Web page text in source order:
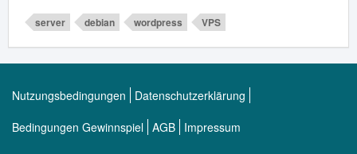
server debian wordpress VPS
Nutzungsbedingungen
Datenschutzerklärung
Bedingungen Gewinnspiel AGB Impressum